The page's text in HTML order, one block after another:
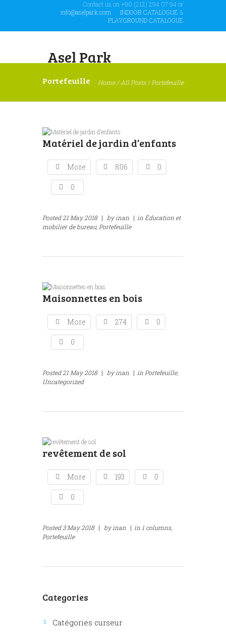
Contact us on +90 (212) 294 07 94 or
info@aselpark.com
INDOOR CATALOGUE &
PLAYGROUND CATALOGUE
Asel Park
Home/All Posts/Portefeuille
Portefeuille
Matériel de jardin d’enfants
More 806 0
0
Posted21 May 2018 | byinan | inÉducation et
mobilier de bureau,Portefeuille
Maisonnettes en bois
More 274 0
0
Posted21 May 2018 | byinan | inPortefeuille,
Uncategorized
revêtement de sol
More 193 0
0
Posted3 May 2018 | byinan | in1 columns,
Portefeuille
Categories
Catégories curseur